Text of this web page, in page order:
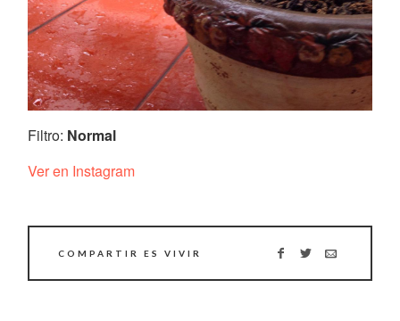
Filtro: Normal
Ver en Instagram
COMPARTIR ES VIVIR